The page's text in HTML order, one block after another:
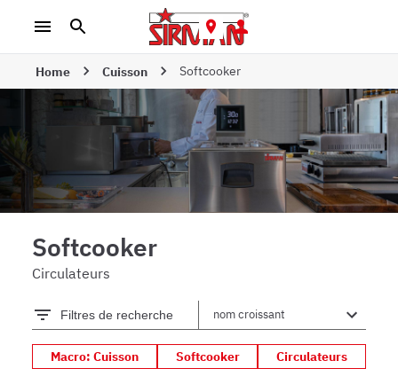
Home Cuisson Softcooker
Softcooker
Circulateurs
Filtres de recherche
Macro: Cuisson Softcooker Circulateurs